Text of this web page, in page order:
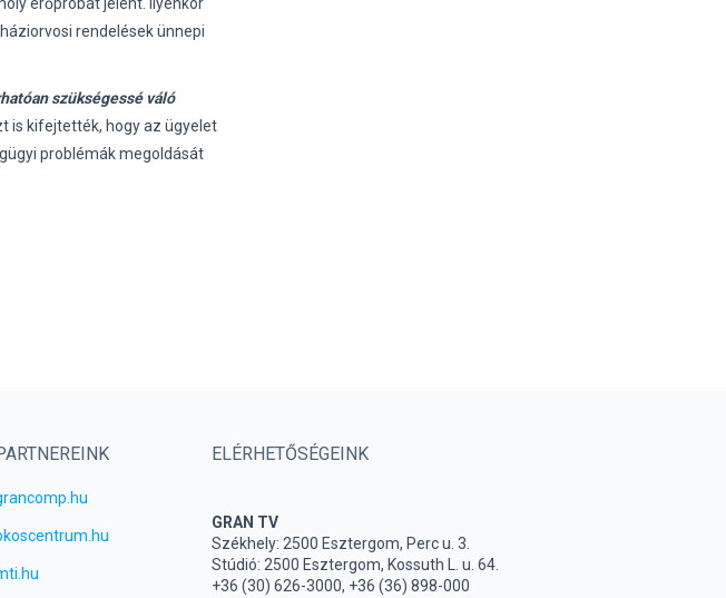
rendelések ünnepi
szükségessé váló
is kifejtették, hogy az ügyelet
problémák megoldását
ELÉRHETŐSÉGEINK
GRAN TV
Székhely: 2500 Esztergom, Perc u. 3.
Stúdió: 2500 Esztergom, Kossuth L. u. 64.
+36 (30) 626-3000, +36 (36) 898-000